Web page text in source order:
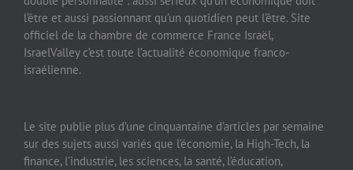
l’être et aussi passionnant qu’un quotidien peut l’être. Site
officiel de la chambre de commerce France Israël,
IsraelValley c’est toute l’actualité économique franco-
israélienne.
Le site publie plus d’une cinquantaine d’articles par semaine
sur des sujets aussi variés que l’économie, la High-Tech, la
finance, l’industrie, les sciences, la santé, l’éducation,